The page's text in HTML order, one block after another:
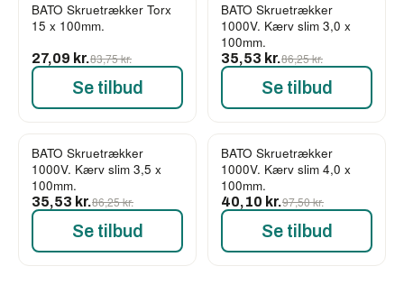
-68%
BATO Skruetrækker Torx
15 x 100mm.
27,09 kr.83,75 kr.
Se tilbud
-59%
BATO Skruetrækker
1000V. Kærv slim 3,0 x
100mm.
35,53 kr.86,25 kr.
Se tilbud
-59%
BATO Skruetrækker
1000V. Kærv slim 3,5 x
100mm.
35,53 kr.86,25 kr.
Se tilbud
-59%
BATO Skruetrækker
1000V. Kærv slim 4,0 x
100mm.
40,10 kr.97,50 kr.
Se tilbud